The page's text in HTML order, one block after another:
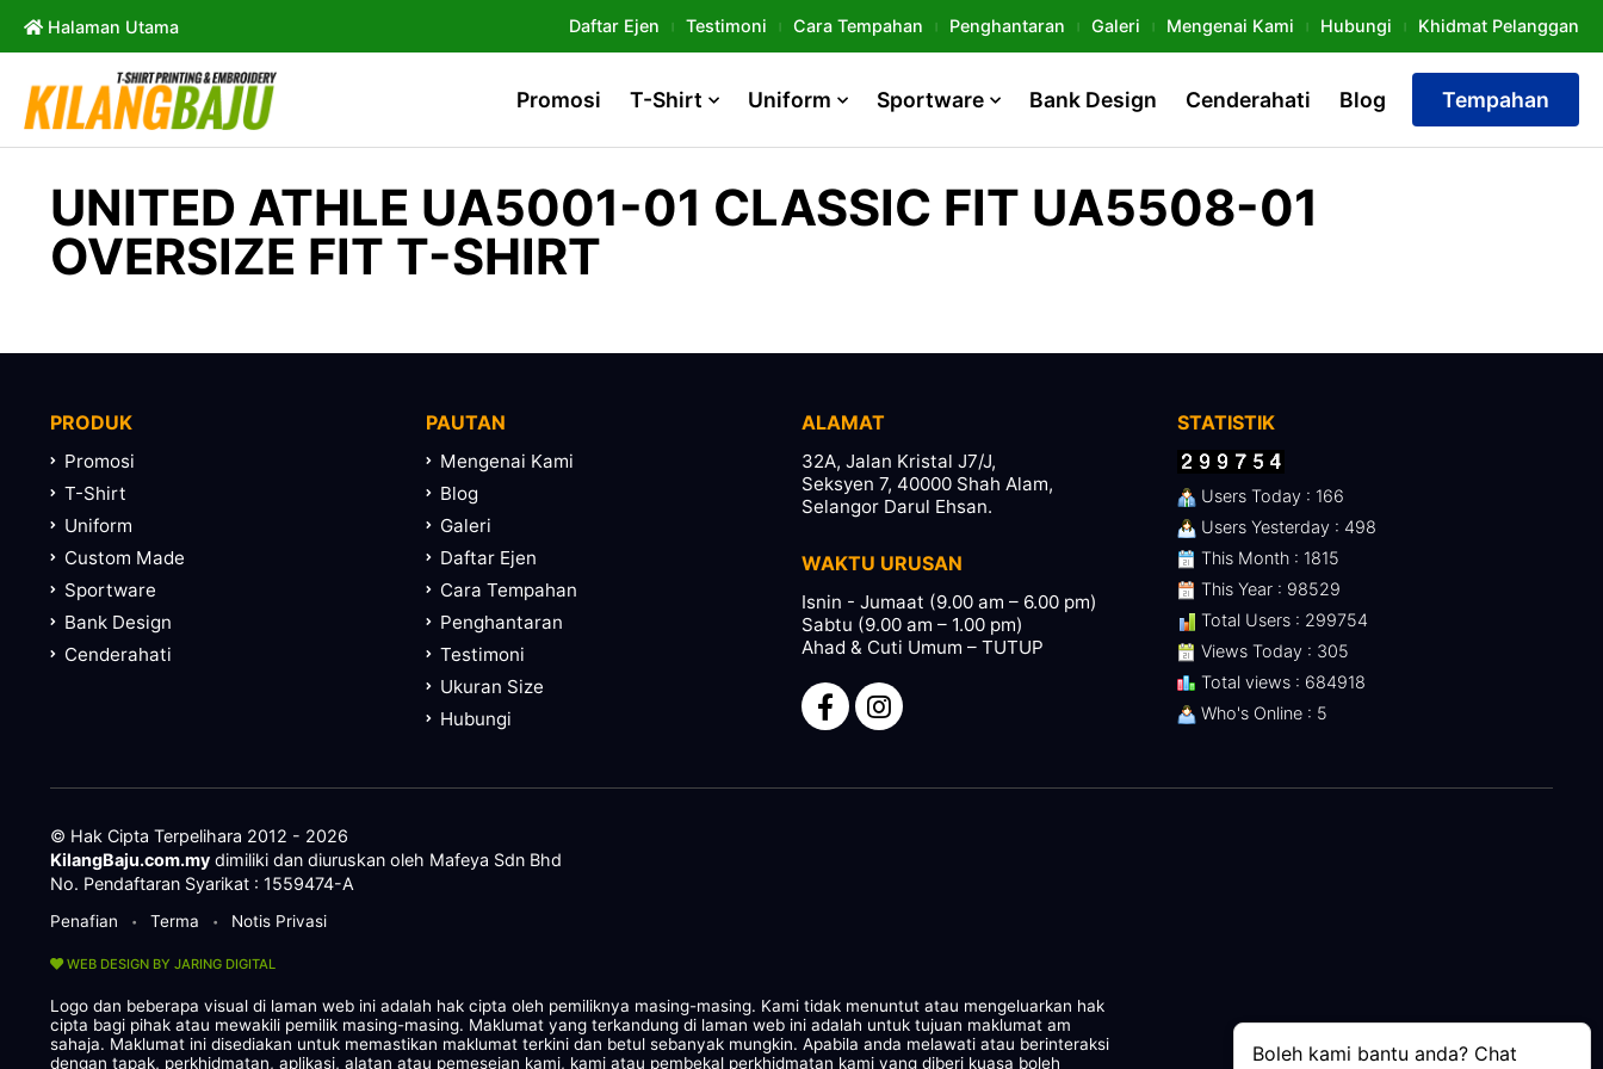
Halaman Utama Daftar Ejen Testimoni Cara Tempahan Penghantaran Galeri Mengenai Kami Hubungi Khidmat Pelanggan
Promosi T-Shirt Uniform Sportware Bank Design Cenderahati Blog Tempahan
UNITED ATHLE UA5001-01 CLASSIC FIT UA5508-01
OVERSIZE FIT T-SHIRT
PRODUK
Promosi
T-Shirt
Uniform
Custom Made
Sportware
Bank Design
Cenderahati
PAUTAN
Mengenai Kami
Blog
Galeri
Daftar Ejen
Cara Tempahan
Penghantaran
Testimoni
Ukuran Size
Hubungi
ALAMAT
32A, Jalan Kristal J7/J,
Seksyen 7, 40000 Shah Alam,
Selangor Darul Ehsan.
WAKTU URUSAN
Isnin - Jumaat (9.00 am – 6.00 pm)
Sabtu (9.00 am – 1.00 pm)
Ahad & Cuti Umum – TUTUP
STATISTIK
Users Today : 166
Users Yesterday : 498
This Month : 1815
This Year : 98529
Total Users : 299754
Views Today : 305
Total views : 684918
Who's Online : 5
© Hak Cipta Terpelihara 2012 - 2026
KilangBaju.com.my dimiliki dan diuruskan oleh Mafeya Sdn Bhd
No. Pendaftaran Syarikat : 1559474-A
Penafian • Terma • Notis Privasi
WEB DESIGN BY JARING DIGITAL
Logo dan beberapa visual di laman web ini adalah hak cipta oleh pemiliknya masing-masing. Kami tidak menuntut atau mengeluarkan hak
cipta bagi pihak atau mewakili pemilik masing-masing. Maklumat yang terkandung di laman web ini adalah untuk tujuan maklumat am
sahaja. Maklumat ini disediakan untuk memastikan maklumat terkini dan betul sebanyak mungkin. Apabila anda melawati atau berinteraksi
dengan tapak, perkhidmatan, aplikasi, alatan atau pemesejan kami, kami atau pembekal perkhidmatan kami yang diberi kuasa boleh
Boleh kami bantu anda? Chat